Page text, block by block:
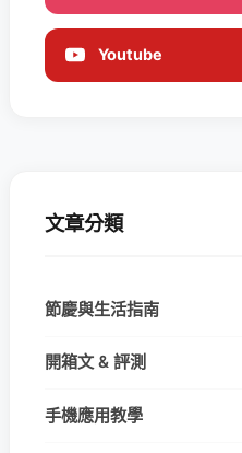
Youtube
文章分類
節慶與生活指南
開箱文 & 評測
手機應用教學